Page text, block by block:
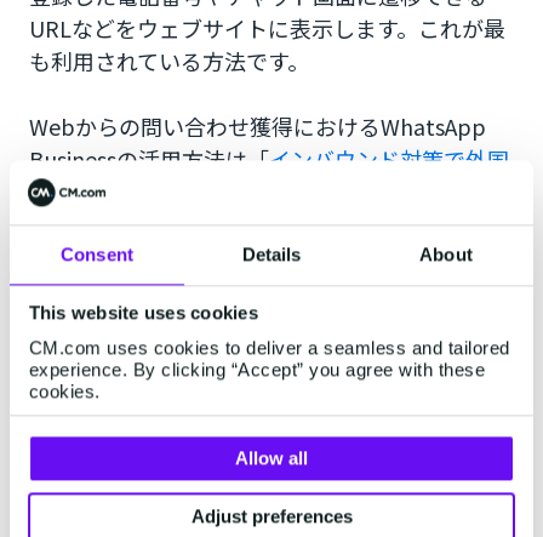
Consent Details About
This website uses cookies
CM.com uses cookies to deliver a seamless and tailored
experience. By clicking “Accept” you agree with these
cookies.
Allow all
Adjust preferences
URLなどをウェブサイトに表示します。これが最
も利用されている方法です。
Webからの問い合わせ獲得におけるWhatsApp
Businessの活用方法は「インバウンド対策で外国
人からのWeb問い合わせを増やす方法
ださい。
そのほかにもホテルのフロントや部屋に
WhatsApp Businessの公式アカウントのQRコー
ドや電話番号をホテルの案内と一緒に置いたり、
チェックイン時に外国人宿泊客に渡したりしま
す。
実際に海外のホテルがどのように周知しているの
か見ていきましょう。